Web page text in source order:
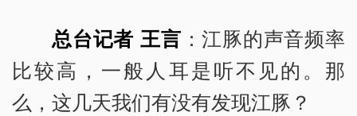
总台记者 王言 ：江豚的声音频率
比较高，一般人耳是听不见的。那
么，这几天我们有没有发现江豚？